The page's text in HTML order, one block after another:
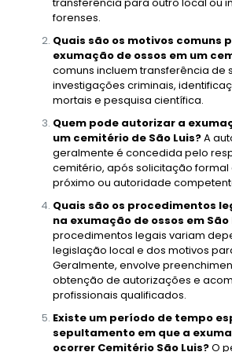
forenses.
Quais são os motivos comuns
exumação de ossos em um
comuns incluem transferência de
investigações criminais,
mortais e pesquisa científica.
Quem pode autorizar a
um cemitério de São Luis?A
geralmente é concedida pelo
cemitério, após solicitação
próximo ou autoridade
Quais são os procedimentos
na exumação de ossos em São
procedimentos legais variam
legislação local e dos motivos
Geralmente, envolve
obtenção de autorizações e
profissionais qualificados.
Existe um período de tempo
sepultamento em que a
ocorrer Cemitério São Luis?O